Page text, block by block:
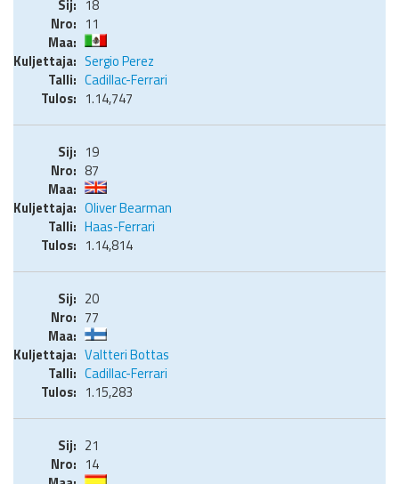
18
11
Sergio Perez
Cadillac-Ferrari
1.14,747
19
87
Oliver Bearman
Haas-Ferrari
1.14,814
20
77
Valtteri Bottas
Cadillac-Ferrari
1.15,283
21
14